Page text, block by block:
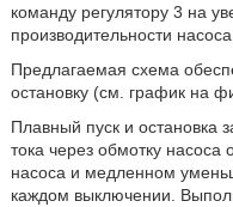
команду регулятору 3 на
производительности насоса.
Предлагаемая схема
остановку (см. график на
Плавный пуск и остановка
тока через обмотку
насоса и медленном
каждом выключении.